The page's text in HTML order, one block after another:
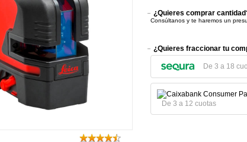
¿Quieres comprar
Consúltanos y te haremos un
¿Quieres fraccionar tu
De 3 a 18
De 3 a 12 cuotas